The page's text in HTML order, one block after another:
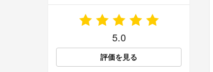
5.0
評価を見る